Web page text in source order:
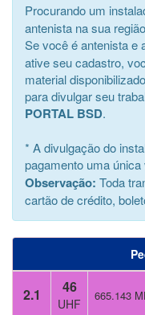
Procurando um
antenista na sua
Se você é antenista e
ative seu cadastro,
material
para divulgar seu
PORTAL BSD.
* A divulgação do
pagamento uma
Observação: Toda
cartão de crédito,
2.1 46
UHF
665.143